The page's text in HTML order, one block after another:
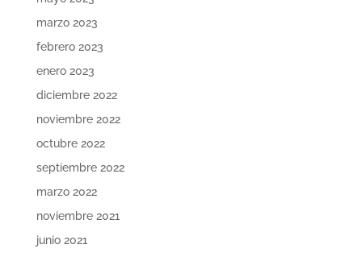
marzo 2023
febrero 2023
enero 2023
diciembre 2022
noviembre 2022
octubre 2022
septiembre 2022
marzo 2022
noviembre 2021
junio 2021